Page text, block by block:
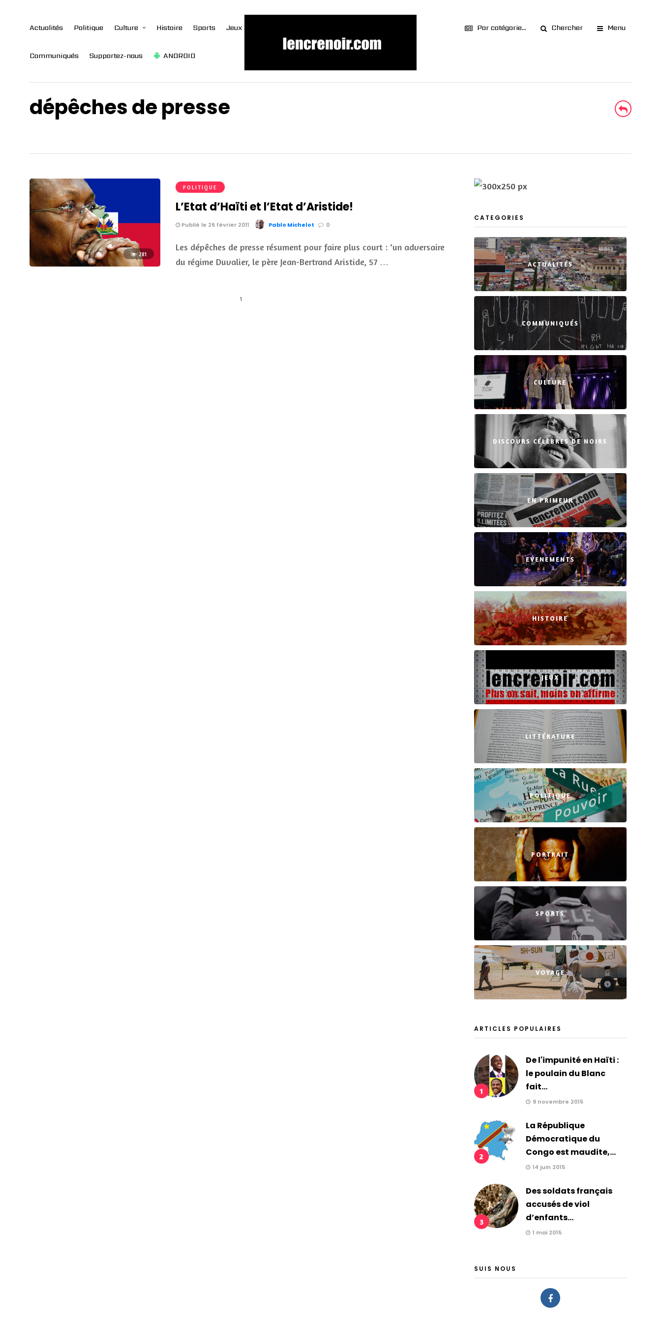
Actualités Politique Culture Histoire Sports Jeux
Communiqués Supportez-nous ANDROID
Par catégorie... Chercher Menu
dépêches de presse
281
POLITIQUE
L’Etat d’Haïti et l’Etat d’Aristide!
Publié le 26 février 2011 Pablo Michelot 0
Les dépêches de presse résument pour faire plus court : ‘un adversaire
du régime Duvalier, le père Jean-Bertrand Aristide, 57 …
1
CATEGORIES
ACTUALITÉS
COMMUNIQUÉS
CULTURE
DISCOURS CÉLÈBRES DE NOIRS
EN PRIMEUR
EVENEMENTS
HISTOIRE
JEUX
LITTÉRATURE
POLITIQUE
PORTRAIT
SPORTS
VOYAGE
ARTICLES POPULAIRES
1
De l'impunité en Haïti :
le poulain du Blanc
fait...
9 novembre 2015
2
La République
Démocratique du
Congo est maudite,...
14 juin 2015
3
Des soldats français
accusés de viol
d’enfants...
1 mai 2015
SUIS NOUS